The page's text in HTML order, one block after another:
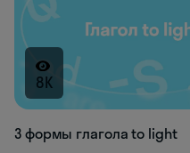
8K
3 формы глагола to light